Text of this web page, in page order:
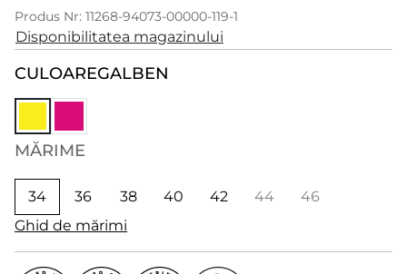
Produs Nr: 11268-94073-00000-119-1
Disponibilitatea magazinului
CULOAREGALBEN
MĂRIME
34 36 38 40 42 44
46
Ghid de mărimi